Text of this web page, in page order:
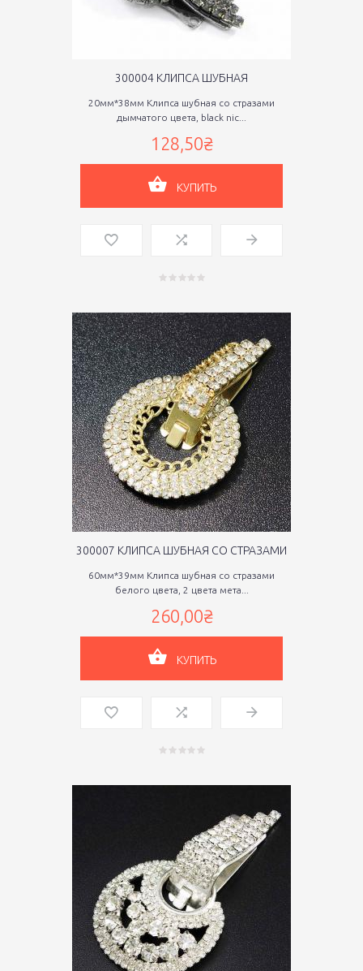
300004 КЛИПСА ШУБНАЯ
20мм*38мм Клипса шубная со стразами
дымчатого цвета, black nic...
128,50₴
КУПИТЬ
300007 КЛИПСА ШУБНАЯ СО СТРАЗАМИ
60мм*39мм Клипса шубная со стразами
белого цвета, 2 цвета мета...
260,00₴
КУПИТЬ